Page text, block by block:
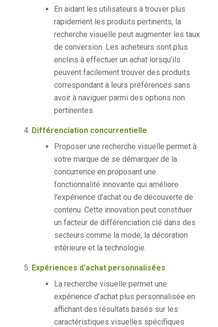
En aidant les utilisateurs à trouver plus
rapidement les produits pertinents, la
recherche visuelle peut augmenter les taux
de conversion. Les acheteurs sont plus
enclins à effectuer un achat lorsqu'ils
peuvent facilement trouver des produits
correspondant à leurs préférences sans
avoir à naviguer parmi des options non
pertinentes.
Différenciation concurrentielle
Proposer une recherche visuelle permet à
votre marque de se démarquer de la
concurrence en proposant une
fonctionnalité innovante qui améliore
l'expérience d'achat ou de découverte de
contenu. Cette innovation peut constituer
un facteur de différenciation clé dans des
secteurs comme la mode, la décoration
intérieure et la technologie.
Expériences d'achat personnalisées
La recherche visuelle permet une
expérience d'achat plus personnalisée en
affichant des résultats basés sur les
caractéristiques visuelles spécifiques